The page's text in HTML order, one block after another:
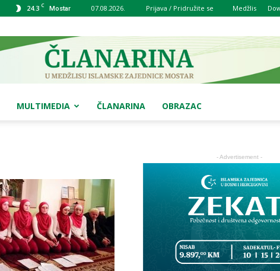
24.3 C Mostar 07.08.2026. Prijava / Pridružite se Medžlis
MULTIMEDIA ČLANARINA OBRAZAC
- Advertisement -